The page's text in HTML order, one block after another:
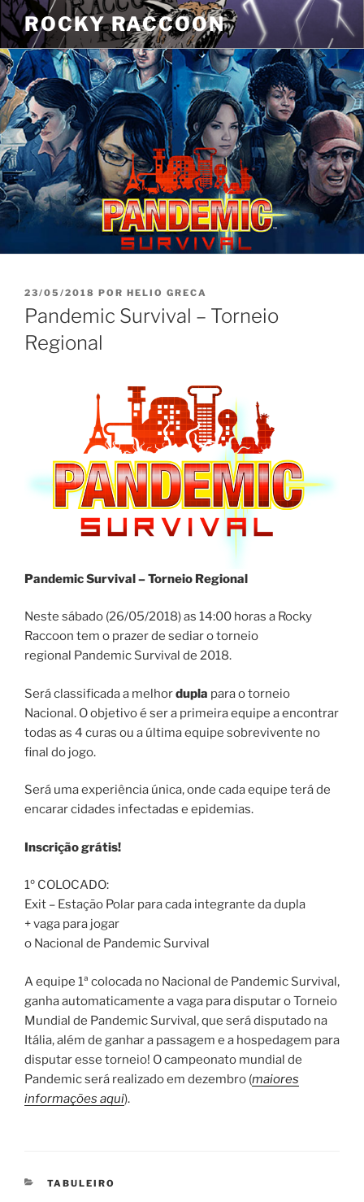
Pular
para
o
conteúdo
ROCKY RACCOON
PUBLICADO
EM
23/05/2018 POR HELIO GRECA
Pandemic Survival – Torneio
Regional
Pandemic Survival – Torneio Regional
Neste sábado (26/05/2018) as 14:00 horas a Rocky
Raccoon tem o prazer de sediar o torneio
regional Pandemic Survival de 2018.
Será classificada a melhordupla para o torneio
Nacional. O objetivo é ser a primeira equipe a encontrar
todas as 4 curas ou a última equipe sobrevivente no
final do jogo.
Será uma experiência única, onde cada equipe terá de
encarar cidades infectadas e epidemias.
Inscrição grátis!
1º COLOCADO:
Exit – Estação Polar para cada integrante da dupla
+ vaga para jogar
o Nacional de Pandemic Survival
A equipe 1ª colocada no Nacional de Pandemic Survival,
ganha automaticamente a vaga para disputar o Torneio
Mundial de Pandemic Survival, que será disputado na
Itália, além de ganhar a passagem e a hospedagem para
disputar esse torneio! O campeonato mundial de
Pandemic será realizado em dezembro (maiores
informações aqui).
CATEGORIAS
TABULEIRO